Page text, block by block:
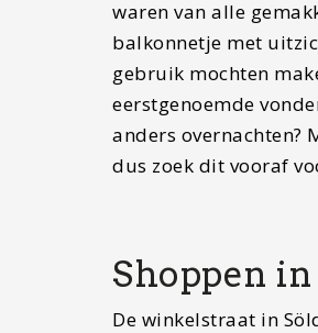
waren van alle
balkonnetje met
gebruik mochten
eerstgenoemde
anders overnachten?
dus zoek dit vooraf
Shoppen
De winkelstraat in